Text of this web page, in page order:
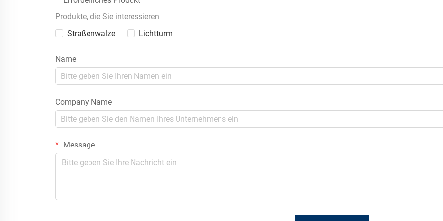
Produkte, die Sie interessieren
Straßenwalze
Lichtturm
Name
Company Name
Message